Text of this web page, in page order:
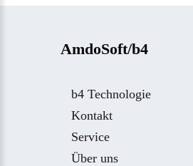
AmdoSoft/b4
b4 Technologie
Kontakt
Service
Über uns